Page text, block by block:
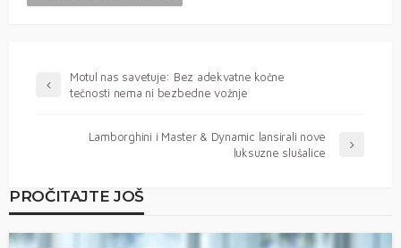
Motul nas savetuje: Bez adekvatne kočne
tečnosti nema ni bezbedne vožnje
Lamborghini i Master & Dynamic lansirali nove
luksuzne slušalice
PROČITAJTE JOŠ